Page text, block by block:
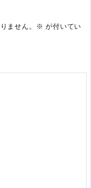
ません。 ※ が付いてい